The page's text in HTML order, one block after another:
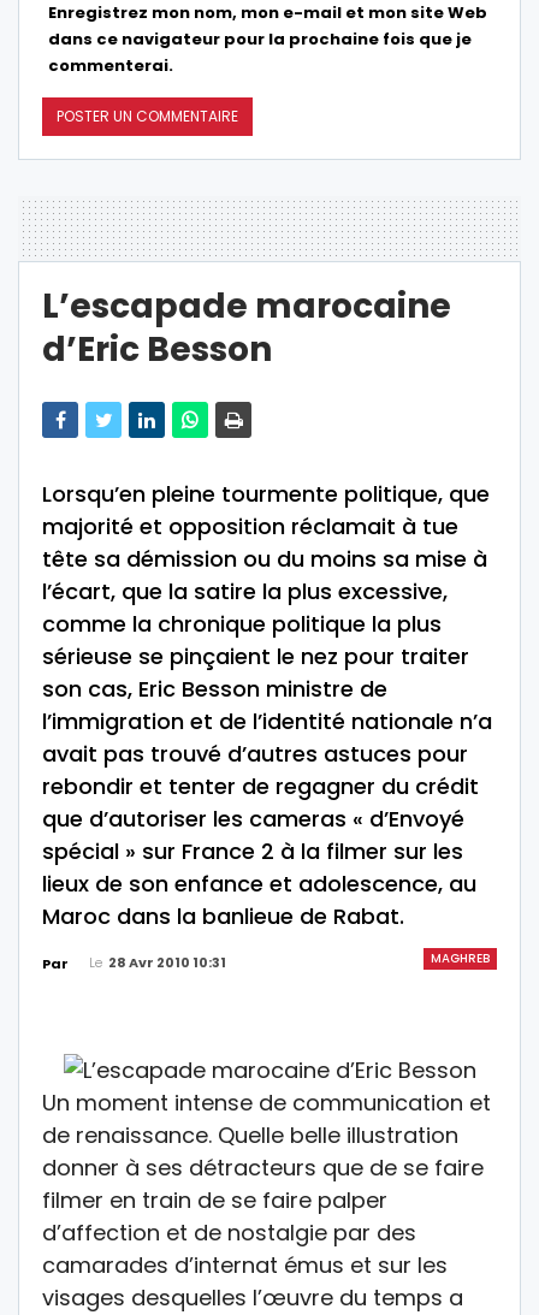
Enregistrez mon nom, mon e-mail et mon site Web
dans ce navigateur pour la prochaine fois que je
commenterai.
L’escapade marocaine
d’Eric Besson
Lorsqu’en pleine tourmente politique, que
majorité et opposition réclamait à tue
tête sa démission ou du moins sa mise à
l’écart, que la satire la plus excessive,
comme la chronique politique la plus
sérieuse se pinçaient le nez pour traiter
son cas, Eric Besson ministre de
l’immigration et de l’identité nationale n’a
avait pas trouvé d’autres astuces pour
rebondir et tenter de regagner du crédit
que d’autoriser les cameras « d’Envoyé
spécial » sur France 2 à la filmer sur les
lieux de son enfance et adolescence, au
Maroc dans la banlieue de Rabat.
MAGHREB
Par Le 28 Avr 2010 10:31
Un moment intense de communication et
de renaissance. Quelle belle illustration
donner à ses détracteurs que de se faire
filmer en train de se faire palper
d’affection et de nostalgie par des
camarades d’internat émus et sur les
visages desquelles l’œuvre du temps a